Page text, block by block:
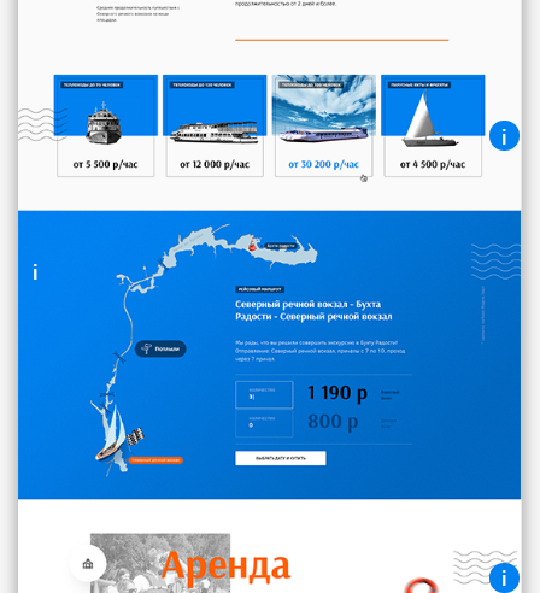
i
Анимированая карта
Текстовый блок с описанием данной
секции или блока.
i
Карточки содержат: цену, фото и
приятный «ховер» эффект
i